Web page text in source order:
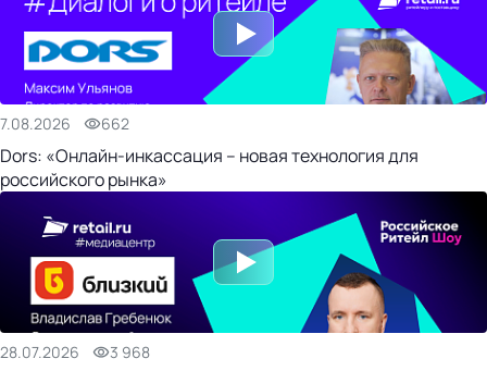
7.08.2026 662
Dors: «Онлайн-инкассация – новая технология для
российского рынка»
28.07.2026 3 968